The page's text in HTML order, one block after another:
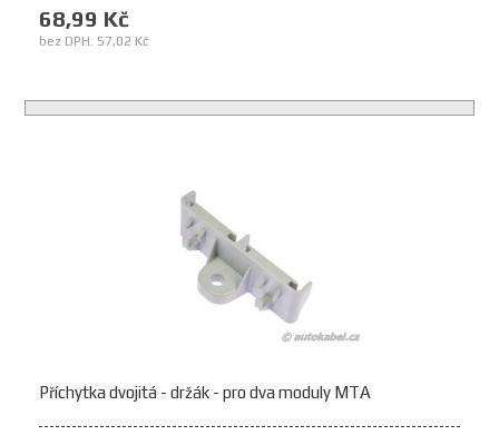
68,99 Kč
bez DPH: 57,02 Kč
Příchytka dvojitá - držák - pro dva moduly MTA